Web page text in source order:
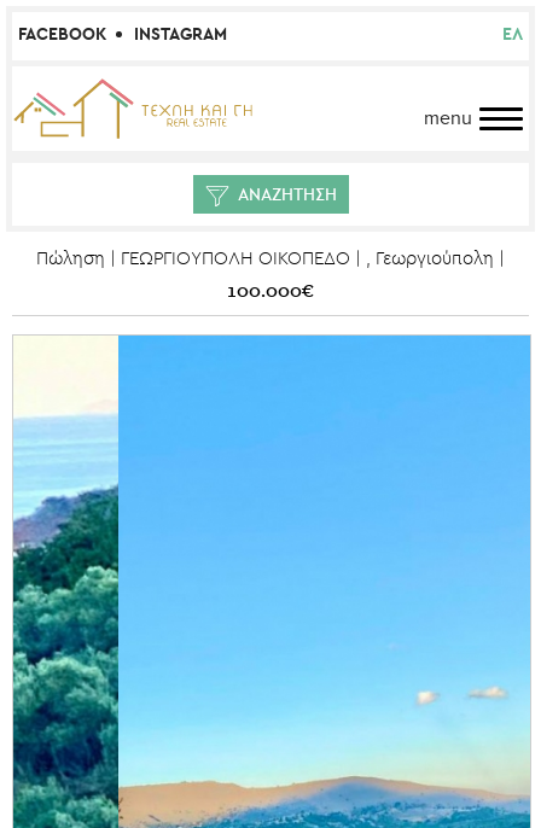
FACEBOOK INSTAGRAM ΕΛ
menu
ΑΝΑΖΗΤΗΣΗ
Πώληση | ΓΕΩΡΓΙΟΥΠΟΛΗ ΟΙΚΟΠΕΔΟ | , Γεωργιούπολη |
100.000€